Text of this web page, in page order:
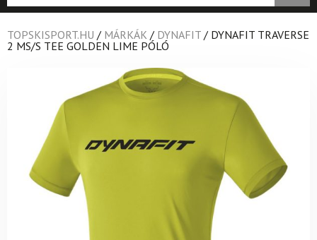
TOPSKISPORT.HU / MÁRKÁK / DYNAFIT / DYNAFIT TRAVERSE
2 MS/S TEE GOLDEN LIME PÓLÓ